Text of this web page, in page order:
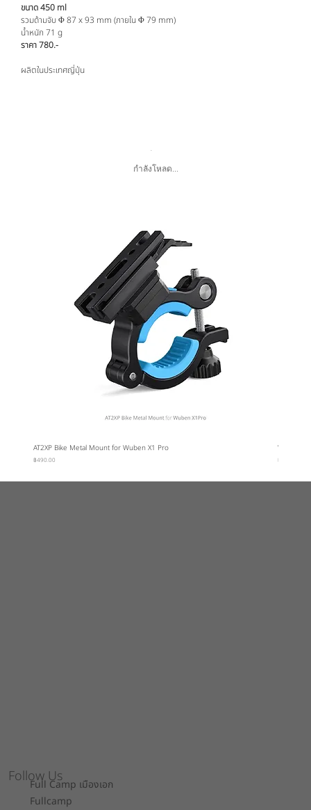
ขนาด 450 ml
รวมด้ามจับ Φ 87 x 93 mm (ภายใน Φ 79 mm)
น้ำหนัก 71 g
ราคา 780.-
ผลิตในประเทศญี่ปุ่น
กำลังโหลด...
AT2XP Bike Metal Mount for Wuben X1 Pro
ราคา
฿490.00
Wuben
ราคา
฿95.00
Follow Us
Full Camp เมืองเอก
Fullcamp